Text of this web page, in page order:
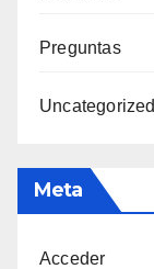
Preguntas
Uncategorized
Meta
Acceder